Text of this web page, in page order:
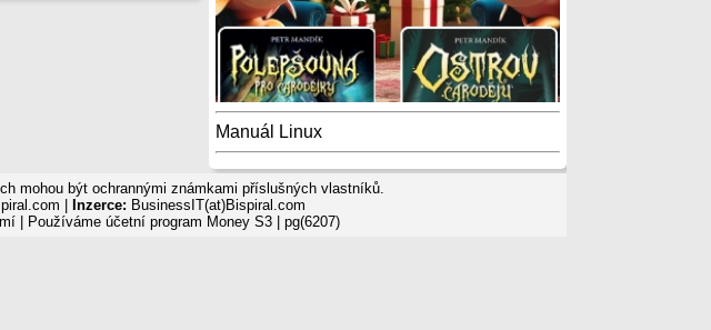
Manuál Linux
mohou být ochrannými známkami příslušných vlastníků.
|
Inzerce: BusinessIT(at)Bispiral.com
| Používáme účetní program Money S3| pg(6207)